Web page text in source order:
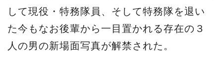
して現役・特務隊員、そして特務隊を退い
た今もなお後輩から一目置かれる存在の３
人の男の新場面写真が解禁された。